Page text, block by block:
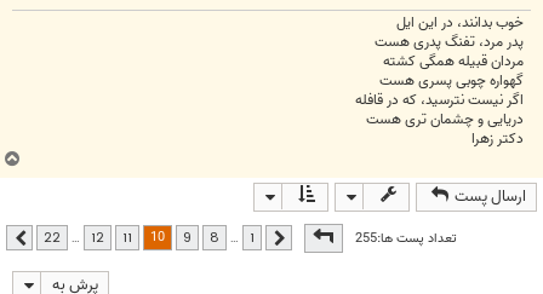
خوب بدانند، در این ایل
پدر مرد، تفنگ پدری هست
مردان قبیله همگی کشته
گهواره چوبی پسری هست
اگر نیست نترسید، که در قافله
دریایی و چشمان تری هست
دکتر زهرا
ب
ا
ارسال پست
تعداد پست ها:255صفحه10 از22 قبلی …
8
9
10
11
12
…
22 بعدی
پرش به